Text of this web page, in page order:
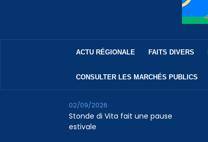
ACTU RÉGIONALE FAITS DIVERS
CONSULTER LES MARCHÉS PUBLICS
Stonde di Vita fait une pause
estivale
02/09/2026